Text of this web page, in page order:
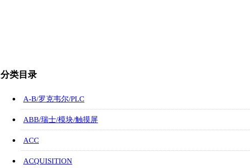
分类目录
A-B/罗克韦尔/PLC
ABB/瑞士/模块/触摸屏
ACC
ACQUISITION